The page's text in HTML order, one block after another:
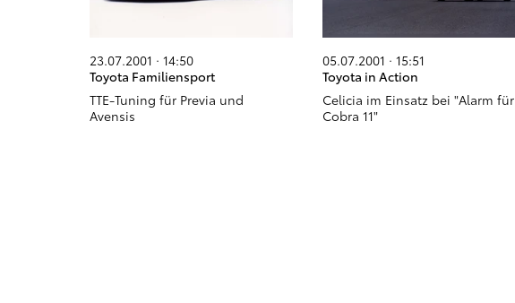
23.07.2001 · 14:50
Toyota Familiensport
TTE-Tuning für Previa und
Avensis
05.07.2001 · 15:51
Toyota in Action
Celicia im Einsatz bei "Alarm für
Cobra 11"